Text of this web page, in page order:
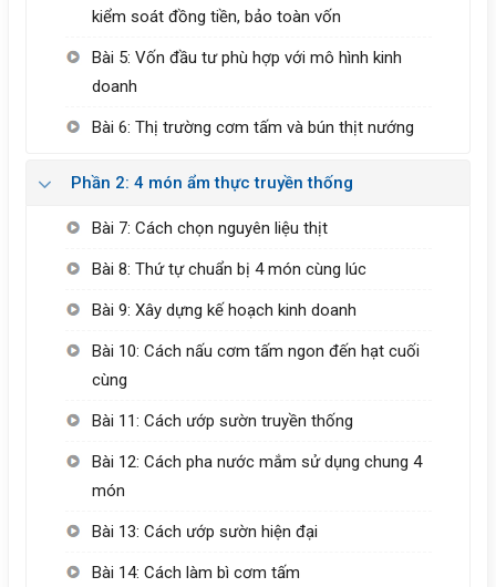
kiểm soát đồng tiền, bảo toàn vốn
Bài 5: Vốn đầu tư phù hợp với mô hình kinh
doanh
Bài 6: Thị trường cơm tấm và bún thịt nướng
Phần 2: 4 món ẩm thực truyền thống
Bài 7: Cách chọn nguyên liệu thịt
Bài 8: Thứ tự chuẩn bị 4 món cùng lúc
Bài 9: Xây dựng kế hoạch kinh doanh
Bài 10: Cách nấu cơm tấm ngon đến hạt cuối
cùng
Bài 11: Cách ướp sườn truyền thống
Bài 12: Cách pha nước mắm sử dụng chung 4
món
Bài 13: Cách ướp sườn hiện đại
Bài 14: Cách làm bì cơm tấm